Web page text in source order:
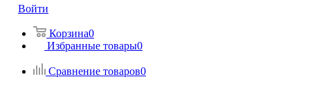
Войти
Корзина0
Избранные товары0
Сравнение товаров0